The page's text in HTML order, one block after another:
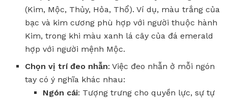
(Kim, Mộc, Thủy, Hỏa, Thổ). Ví dụ, màu trắng của
bạc và kim cương phù hợp với người thuộc hành
Kim, trong khi màu xanh lá cây của đá emerald
hợp với người mệnh Mộc.
Chọn vị trí đeo nhẫn: Việc đeo nhẫn ở mỗi ngón
tay có ý nghĩa khác nhau:
Ngón cái: Tượng trưng cho quyền lực, sự tự